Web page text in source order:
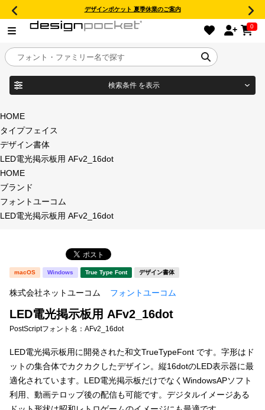
デザインポケット 夏季休業のご案内
0
目的別フォントガイド
特集
年間ライセンス商品
新着一覧
マイページ
お気に入り
検索条件 を表示
商品名
フォント形式
タイプフェイス
明朝体
角ゴシック
宋朝体
教科書体 行書体
草書体
江戸文字 デザイン毛筆
HOME
タイプフェイス
デザイン書体
LED電光掲示板用 AFv2_16dot
HOME
ブランド
フォントユーコム
LED電光掲示板用 AFv2_16dot
macOS Windows True Type Font デザイン書体
株式会社ネットユーコム フォントユーコム
LED電光掲示板用 AFv2_16dot
PostScriptフォント名： AFv2_16dot
LED電光掲示板用に開発された和文TrueTypeFont です。字形はド
ットの集合体でカクカクしたデザイン。縦16dotのLED表示器に最
適化されています。LED電光掲示板だけでなくWindowsAPソフト
利用、動画テロップ後の配信も可能です。デジタルイメージある